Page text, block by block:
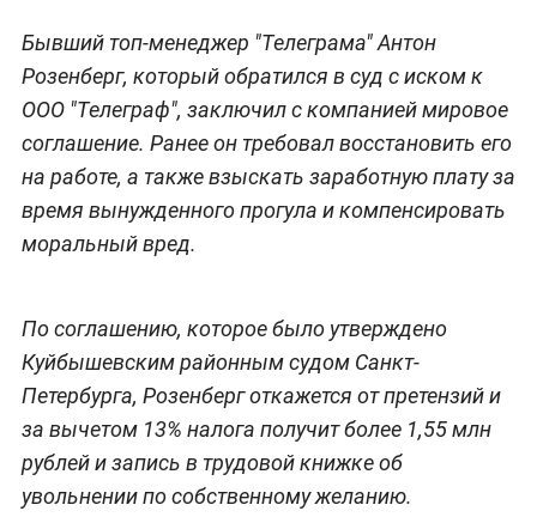
Бывший топ-менеджер "Телеграма" Антон
Розенберг, который обратился в суд с иском к
ООО "Телеграф", заключил с компанией мировое
соглашение. Ранее он требовал восстановить его
на работе, а также взыскать заработную плату за
время вынужденного прогула и компенсировать
моральный вред.
По соглашению, которое было утверждено
Куйбышевским районным судом Санкт-
Петербурга, Розенберг откажется от претензий и
за вычетом 13% налога получит более 1,55 млн
рублей и запись в трудовой книжке об
увольнении по собственному желанию.